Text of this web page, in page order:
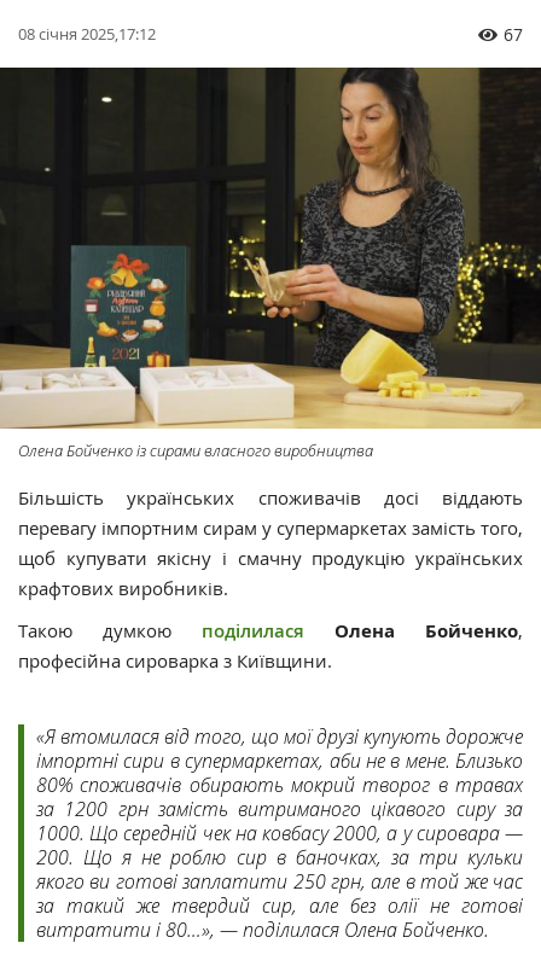
08 січня 2025,17:12 67
Олена Бойченко із сирами власного виробництва
Більшість українських споживачів досі віддають
перевагу імпортним сирам у супермаркетах замість того,
щоб купувати якісну і смачну продукцію українських
крафтових виробників.
Такою думкою поділилася Олена Бойченко,
професійна сироварка з Київщини.
«Я втомилася від того, що мої друзі купують дорожче
імпортні сири в супермаркетах, аби не в мене. Близько
80% споживачів обирають мокрий творог в травах
за 1200 грн замість витриманого цікавого сиру за
1000. Що середній чек на ковбасу 2000, а у сировара —
200. Що я не роблю сир в баночках, за три кульки
якого ви готові заплатити 250 грн, але в той же час
за такий же твердий сир, але без олії не готові
витратити і 80…», — поділилася Олена Бойченко.